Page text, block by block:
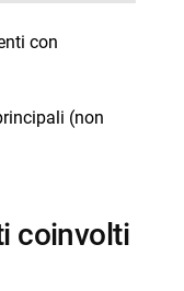
con
(non